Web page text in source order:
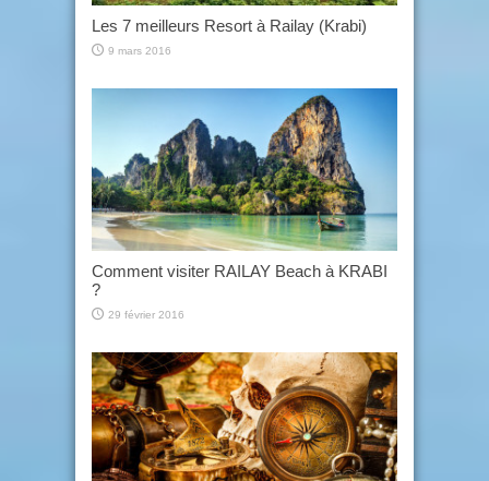
Les 7 meilleurs Resort à Railay (Krabi)
9 mars 2016
Comment visiter RAILAY Beach à KRABI
?
29 février 2016